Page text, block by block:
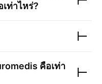
เท่าไหร่?
คือเท่า